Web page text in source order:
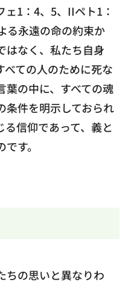
1：4、5、IIペト1：
る永遠の命の約束か
はなく、私たち自身
ての人のために死な
葉の中に、すべての魂
条件を明示しておられ
信仰であって、義と
す。
ちの思いと異なりわ